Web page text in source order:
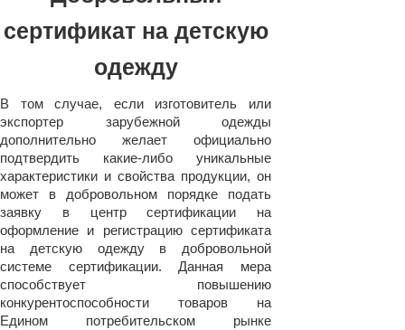
сертификат на детскую
одежду
В том случае, если изготовитель или
экспортер зарубежной одежды
дополнительно желает официально
подтвердить какие-либо уникальные
характеристики и свойства продукции, он
может в добровольном порядке подать
заявку в центр сертификации на
оформление и регистрацию сертификата
на детскую одежду в добровольной
системе сертификации. Данная мера
способствует повышению
конкурентоспособности товаров на
Едином потребительском рынке